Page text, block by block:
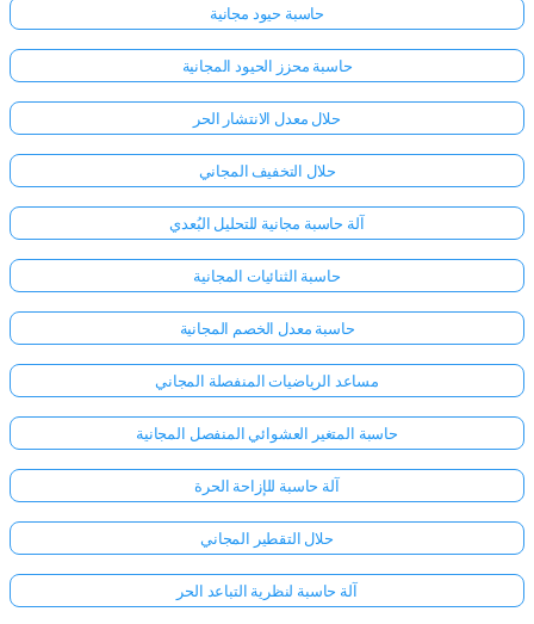
حاسبة حيود مجانية
حاسبة محزز الحيود المجانية
حلال معدل الانتشار الحر
حلال التخفيف المجاني
آلة حاسبة مجانية للتحليل البُعدي
حاسبة الثنائيات المجانية
حاسبة معدل الخصم المجانية
مساعد الرياضيات المنفصلة المجاني
حاسبة المتغير العشوائي المنفصل المجانية
آلة حاسبة للإزاحة الحرة
حلال التقطير المجاني
آلة حاسبة لنظرية التباعد الحر